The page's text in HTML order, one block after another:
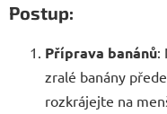
Postup:
Příprava banánů:
zralé banány
rozkrájejte na